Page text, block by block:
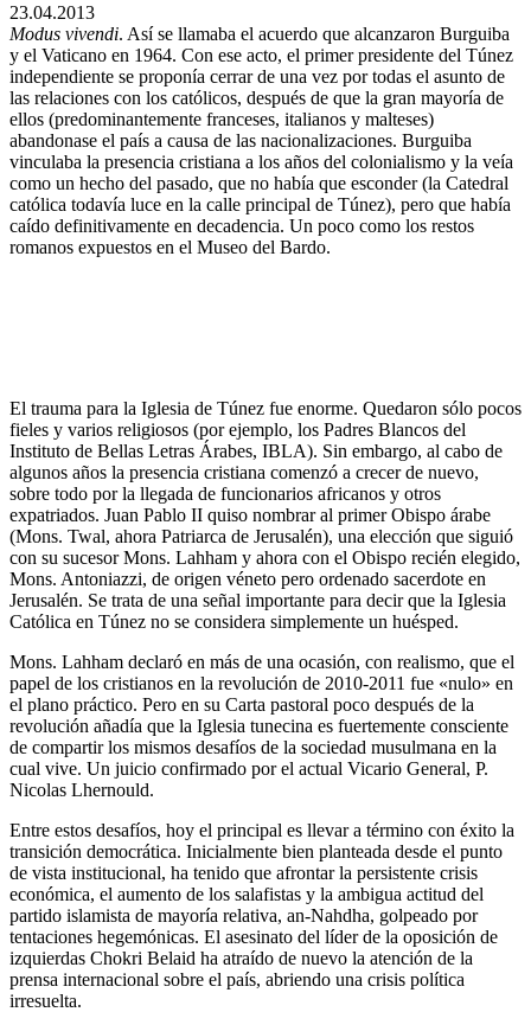
23.04.2013
Modus vivendi. Así se llamaba el acuerdo que alcanzaron Burguiba
y el Vaticano en 1964. Con ese acto, el primer presidente del Túnez
independiente se proponía cerrar de una vez por todas el asunto de
las relaciones con los católicos, después de que la gran mayoría de
ellos (predominantemente franceses, italianos y malteses)
abandonase el país a causa de las nacionalizaciones. Burguiba
vinculaba la presencia cristiana a los años del colonialismo y la veía
como un hecho del pasado, que no había que esconder (la Catedral
católica todavía luce en la calle principal de Túnez), pero que había
caído definitivamente en decadencia. Un poco como los restos
romanos expuestos en el Museo del Bardo.
El trauma para la Iglesia de Túnez fue enorme. Quedaron sólo pocos
fieles y varios religiosos (por ejemplo, los Padres Blancos del
Instituto de Bellas Letras Árabes, IBLA). Sin embargo, al cabo de
algunos años la presencia cristiana comenzó a crecer de nuevo,
sobre todo por la llegada de funcionarios africanos y otros
expatriados. Juan Pablo II quiso nombrar al primer Obispo árabe
(Mons. Twal, ahora Patriarca de Jerusalén), una elección que siguió
con su sucesor Mons. Lahham y ahora con el Obispo recién elegido,
Mons. Antoniazzi, de origen véneto pero ordenado sacerdote en
Jerusalén. Se trata de una señal importante para decir que la Iglesia
Católica en Túnez no se considera simplemente un huésped.
Mons. Lahham declaró en más de una ocasión, con realismo, que el
papel de los cristianos en la revolución de 2010-2011 fue «nulo» en
el plano práctico. Pero en su Carta pastoral poco después de la
revolución añadía que la Iglesia tunecina es fuertemente consciente
de compartir los mismos desafíos de la sociedad musulmana en la
cual vive. Un juicio confirmado por el actual Vicario General, P.
Nicolas Lhernould.
Entre estos desafíos, hoy el principal es llevar a término con éxito la
transición democrática. Inicialmente bien planteada desde el punto
de vista institucional, ha tenido que afrontar la persistente crisis
económica, el aumento de los salafistas y la ambigua actitud del
partido islamista de mayoría relativa, an-Nahdha, golpeado por
tentaciones hegemónicas. El asesinato del líder de la oposición de
izquierdas Chokri Belaid ha atraído de nuevo la atención de la
prensa internacional sobre el país, abriendo una crisis política
irresuelta.